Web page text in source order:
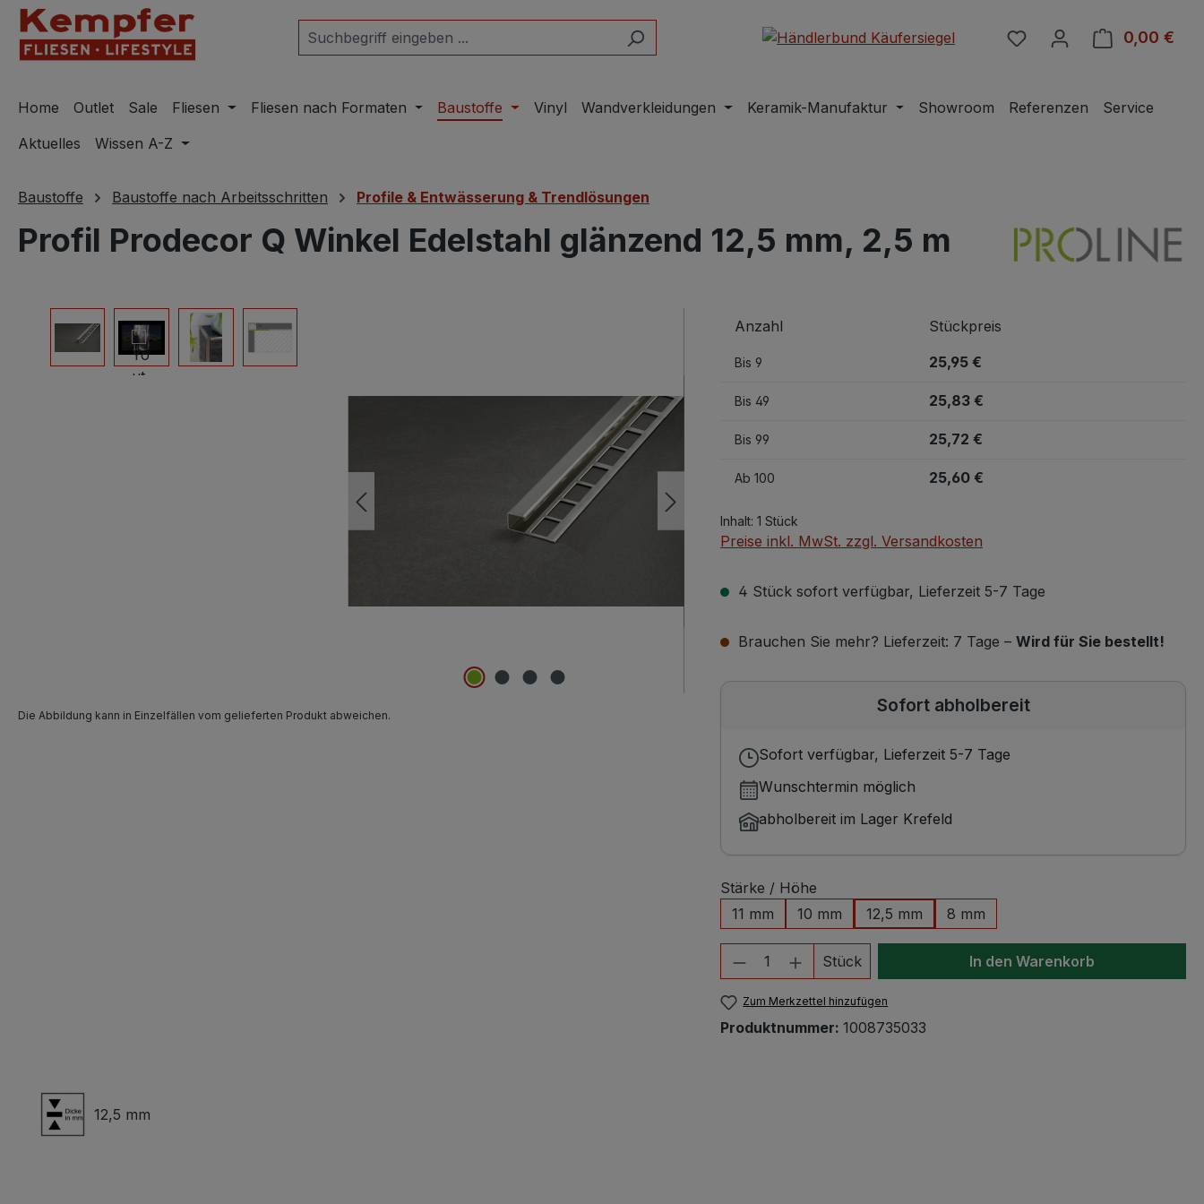
Hauptinhalt springen
Zur Suche springen
Zur Hauptnavigation springen
Du hast 0 Produkte auf
0,00 €
Home Outlet Sale Fliesen Fliesen nach Formaten Baustoffe Vinyl Wandverkleidungen Keramik-Manufaktur Showroom Referenzen
Service
Aktuelles
Wissen A-Z
Baustoffe Baustoffe nach Arbeitsschritten Profile & Entwässerung & Trendlösungen
Profil Prodecor Q Winkel Edelstahl glänzend 12,5 mm, 2,5 m
Bildergalerie überspringen
Die Abbildung kann in Einzelfällen vom gelieferten Produkt abweichen.
Anzahl Stückpreis
Bis 9 25,95 €
Bis 49 25,83 €
Bis 99 25,72 €
Ab 100 25,60 €
Inhalt: 1 Stück
Preise inkl. MwSt. zzgl. Versandkosten
4 Stück sofort verfügbar, Lieferzeit 5-7 Tage
Brauchen Sie mehr? Lieferzeit: 7 Tage – Wird für Sie bestellt!
Sofort abholbereit
Sofort verfügbar, Lieferzeit 5-7 Tage
Wunschtermin möglich
abholbereit im Lager Krefeld
Stärke / Höhe
11 mm
10 mm 12,5 mm 8 mm
Produkt Anzahl: Gib den gewünschten Wert
Stück In den Warenkorb
Zum Merkzettel hinzufügen
Produktnummer: 1008735033
12,5 mm